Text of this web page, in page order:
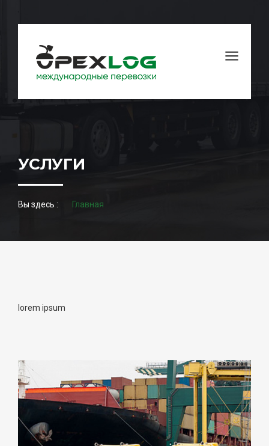
УСЛУГИ
Вы здесь : Главная
lorem ipsum